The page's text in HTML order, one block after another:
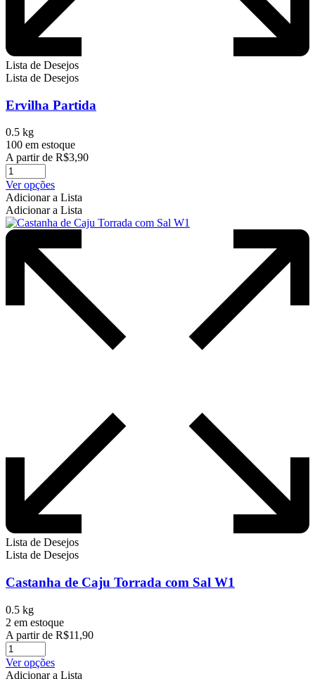
Lista de Desejos
Lista de Desejos
Ervilha Partida
0.5 kg
100 em estoque
A partir de R$3,90
Ver opçõesEste
produto
tem
várias
As
podem
escolhidas
página
Adicionar a Lista
Adicionar a Lista
Lista de Desejos
Lista de Desejos
Castanha de Caju Torrada com Sal W1
0.5 kg
2 em estoque
A partir de R$11,90
Ver opçõesEste
produto
Adicionar a Lista